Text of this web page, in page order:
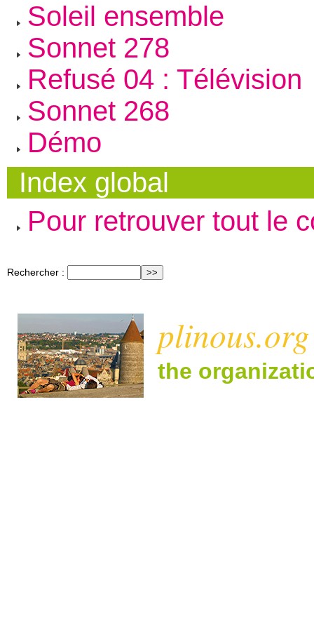
Soleil ensemble
Sonnet 278
Refusé 04 : Télévision
Sonnet 268
Démo
Index global
Pour retrouver tout le
Rechercher :
plinous.org
the